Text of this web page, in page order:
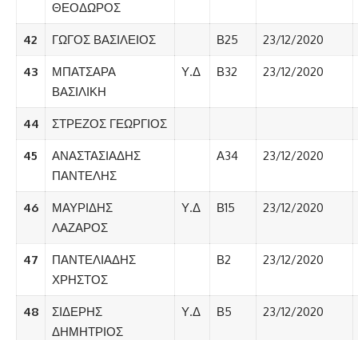
ΘΕΟΔΩΡΟΣ
42 ΓΩΓΟΣ ΒΑΣΙΛΕΙΟΣ Β25 23/12/2020
43
ΜΠΑΤΣΑΡΑ
ΒΑΣΙΛΙΚΗ
Υ.Δ Β32 23/12/2020
44 ΣΤΡΕΖΟΣ ΓΕΩΡΓΙΟΣ
45
ΑΝΑΣΤΑΣΙΑΔΗΣ
ΠΑΝΤΕΛΗΣ
Α34 23/12/2020
46
ΜΑΥΡΙΔΗΣ
ΛΑΖΑΡΟΣ
Υ.Δ Β15 23/12/2020
47
ΠΑΝΤΕΛΙΑΔΗΣ
ΧΡΗΣΤΟΣ
Β2 23/12/2020
48
ΣΙΔΕΡΗΣ
ΔΗΜΗΤΡΙΟΣ
Υ.Δ Β5 23/12/2020